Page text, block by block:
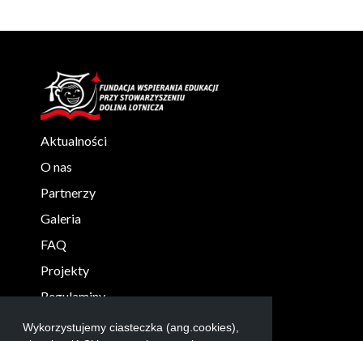
Wykorzystujemy ciasteczka (ang.cookies),
Aktualności
O nas
Partnerzy
Galeria
FAQ
Projekty
Regulaminy
KONTAKT